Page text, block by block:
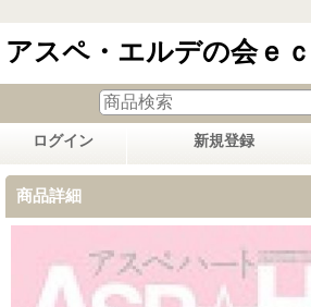
アスペ・エルデの会ｅ
ログイン 新規登録
商品詳細